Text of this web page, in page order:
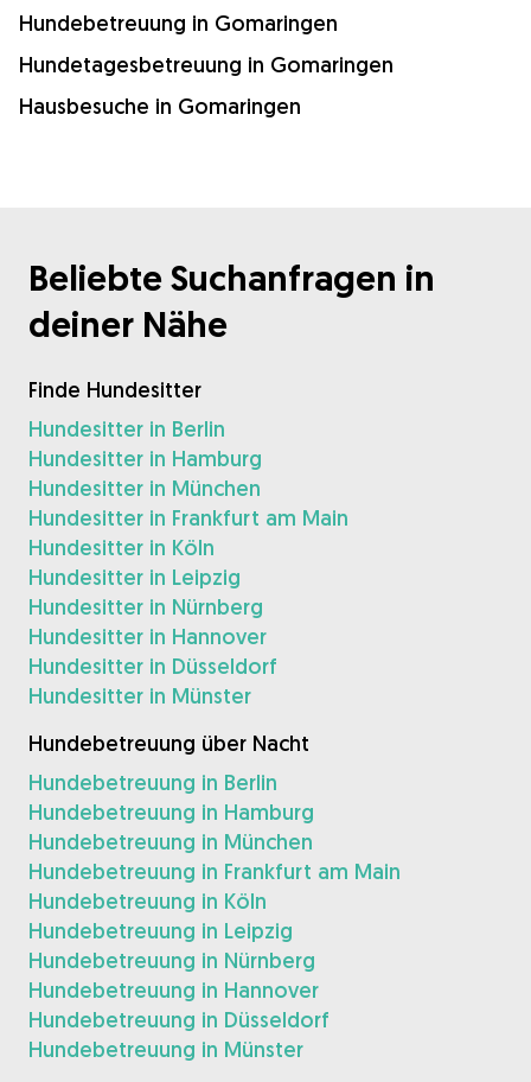
Hundebetreuung in Gomaringen
Hundetagesbetreuung in Gomaringen
Hausbesuche in Gomaringen
Beliebte Suchanfragen in
deiner Nähe
Finde Hundesitter
Hundesitter in Berlin
Hundesitter in Hamburg
Hundesitter in München
Hundesitter in Frankfurt am Main
Hundesitter in Köln
Hundesitter in Leipzig
Hundesitter in Nürnberg
Hundesitter in Hannover
Hundesitter in Düsseldorf
Hundesitter in Münster
Hundebetreuung über Nacht
Hundebetreuung in Berlin
Hundebetreuung in Hamburg
Hundebetreuung in München
Hundebetreuung in Frankfurt am Main
Hundebetreuung in Köln
Hundebetreuung in Leipzig
Hundebetreuung in Nürnberg
Hundebetreuung in Hannover
Hundebetreuung in Düsseldorf
Hundebetreuung in Münster